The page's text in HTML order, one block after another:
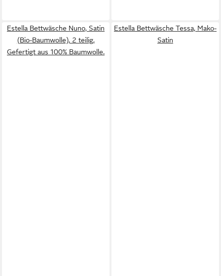
Estella Bettwäsche Nuno, Satin
(Bio-Baumwolle), 2 teilig,
Gefertigt aus 100% Baumwolle.
Estella Bettwäsche Tessa, Mako-
Satin